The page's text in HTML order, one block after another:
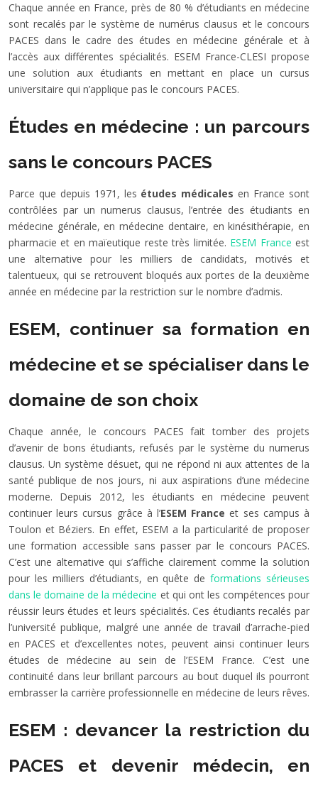
Chaque année en France, près de 80 % d’étudiants en médecine
sont recalés par le système de numérus clausus et le concours
PACES dans le cadre des études en médecine générale et à
l’accès aux différentes spécialités. ESEM France-CLESI propose
une solution aux étudiants en mettant en place un cursus
universitaire qui n’applique pas le concours PACES.
Études en médecine : un parcours
sans le concours PACES
Parce que depuis 1971, les études médicales en France sont
contrôlées par un numerus clausus, l’entrée des étudiants en
médecine générale, en médecine dentaire, en kinésithérapie, en
pharmacie et en maïeutique reste très limitée. ESEM France est
une alternative pour les milliers de candidats, motivés et
talentueux, qui se retrouvent bloqués aux portes de la deuxième
année en médecine par la restriction sur le nombre d’admis.
ESEM, continuer sa formation en
médecine et se spécialiser dans le
domaine de son choix
Chaque année, le concours PACES fait tomber des projets
d’avenir de bons étudiants, refusés par le système du numerus
clausus. Un système désuet, qui ne répond ni aux attentes de la
santé publique de nos jours, ni aux aspirations d’une médecine
moderne. Depuis 2012, les étudiants en médecine peuvent
continuer leurs cursus grâce à l’ESEM France et ses campus à
Toulon et Béziers. En effet, ESEM a la particularité de proposer
une formation accessible sans passer par le concours PACES.
C’est une alternative qui s’affiche clairement comme la solution
pour les milliers d’étudiants, en quête deformations sérieuses
dans le domaine de la médecine et qui ont les compétences pour
réussir leurs études et leurs spécialités. Ces étudiants recalés par
l’université publique, malgré une année de travail d’arrache-pied
en PACES et d’excellentes notes, peuvent ainsi continuer leurs
études de médecine au sein de l’ESEM France. C’est une
continuité dans leur brillant parcours au bout duquel ils pourront
embrasser la carrière professionnelle en médecine de leurs rêves.
ESEM : devancer la restriction du
PACES et devenir médecin, en